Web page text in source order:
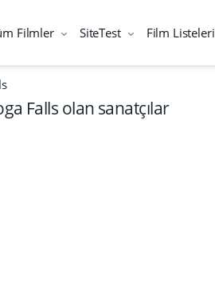
Filmler SiteTest Film Listeleri
Falls olan sanatçılar